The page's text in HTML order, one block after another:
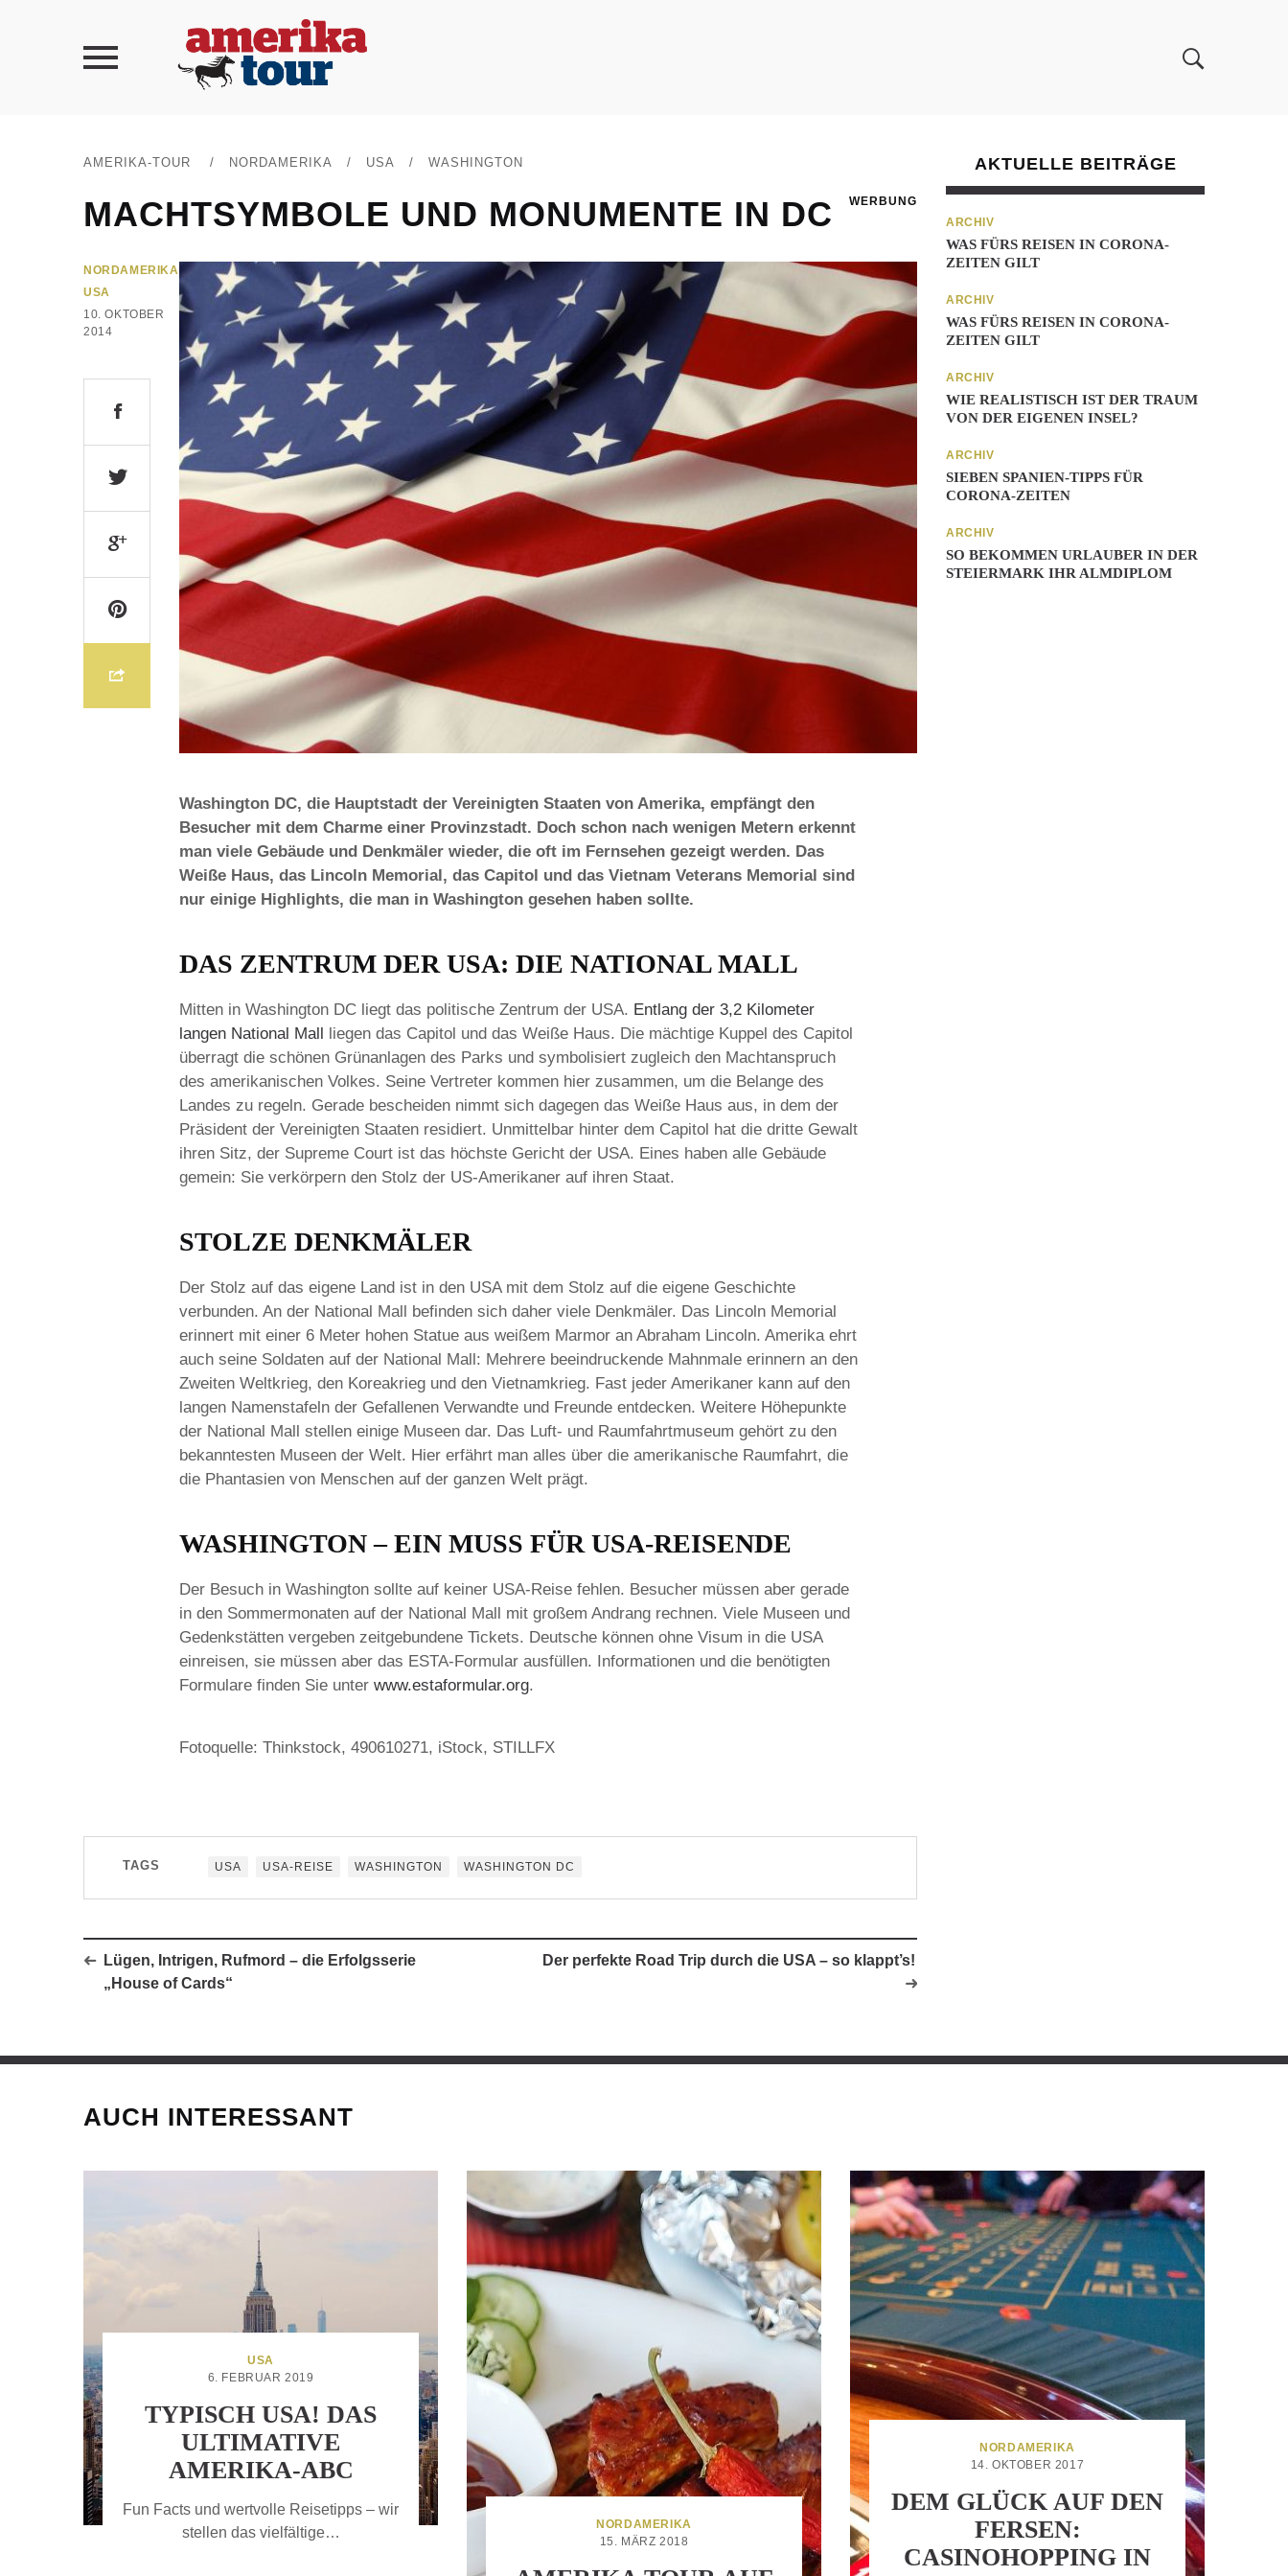
AMERIKA-TOUR / NORDAMERIKA / USA / WASHINGTON
MACHTSYMBOLE UND MONUMENTE IN DC WERBUNG
NORDAMERIKA
USA
10. OKTOBER
2014
Washington DC, die Hauptstadt der Vereinigten Staaten von Amerika, empfängt den
Besucher mit dem Charme einer Provinzstadt. Doch schon nach wenigen Metern erkennt
man viele Gebäude und Denkmäler wieder, die oft im Fernsehen gezeigt werden. Das
Weiße Haus, das Lincoln Memorial, das Capitol und das Vietnam Veterans Memorial sind
nur einige Highlights, die man in Washington gesehen haben sollte.
DAS ZENTRUM DER USA: DIE NATIONAL MALL
Mitten in Washington DC liegt das politische Zentrum der USA. Entlang der 3,2 Kilometer
langen National Mall liegen das Capitol und das Weiße Haus. Die mächtige Kuppel des Capitol
überragt die schönen Grünanlagen des Parks und symbolisiert zugleich den Machtanspruch
des amerikanischen Volkes. Seine Vertreter kommen hier zusammen, um die Belange des
Landes zu regeln. Gerade bescheiden nimmt sich dagegen das Weiße Haus aus, in dem der
Präsident der Vereinigten Staaten residiert. Unmittelbar hinter dem Capitol hat die dritte Gewalt
ihren Sitz, der Supreme Court ist das höchste Gericht der USA. Eines haben alle Gebäude
gemein: Sie verkörpern den Stolz der US-Amerikaner auf ihren Staat.
STOLZE DENKMÄLER
Der Stolz auf das eigene Land ist in den USA mit dem Stolz auf die eigene Geschichte
verbunden. An der National Mall befinden sich daher viele Denkmäler. Das Lincoln Memorial
erinnert mit einer 6 Meter hohen Statue aus weißem Marmor an Abraham Lincoln. Amerika ehrt
auch seine Soldaten auf der National Mall: Mehrere beeindruckende Mahnmale erinnern an den
Zweiten Weltkrieg, den Koreakrieg und den Vietnamkrieg. Fast jeder Amerikaner kann auf den
langen Namenstafeln der Gefallenen Verwandte und Freunde entdecken. Weitere Höhepunkte
der National Mall stellen einige Museen dar. Das Luft- und Raumfahrtmuseum gehört zu den
bekanntesten Museen der Welt. Hier erfährt man alles über die amerikanische Raumfahrt, die
die Phantasien von Menschen auf der ganzen Welt prägt.
WASHINGTON – EIN MUSS FÜR USA-REISENDE
Der Besuch in Washington sollte auf keiner USA-Reise fehlen. Besucher müssen aber gerade
in den Sommermonaten auf der National Mall mit großem Andrang rechnen. Viele Museen und
Gedenkstätten vergeben zeitgebundene Tickets. Deutsche können ohne Visum in die USA
einreisen, sie müssen aber das ESTA-Formular ausfüllen. Informationen und die benötigten
Formulare finden Sie unter www.estaformular.org.
Fotoquelle: Thinkstock, 490610271, iStock, STILLFX
TAGS USA USA-REISE WASHINGTON WASHINGTON DC
Lügen, Intrigen, Rufmord – die Erfolgsserie
„House of Cards“
Der perfekte Road Trip durch die USA – so klappt’s!
AKTUELLE BEITRÄGE
ARCHIV
WAS FÜRS REISEN IN CORONA-
ZEITEN GILT
ARCHIV
WAS FÜRS REISEN IN CORONA-
ZEITEN GILT
ARCHIV
WIE REALISTISCH IST DER TRAUM
VON DER EIGENEN INSEL?
ARCHIV
SIEBEN SPANIEN-TIPPS FÜR
CORONA-ZEITEN
ARCHIV
SO BEKOMMEN URLAUBER IN DER
STEIERMARK IHR ALMDIPLOM
AUCH INTERESSANT
USA
6. FEBRUAR 2019
TYPISCH USA! DAS
ULTIMATIVE
AMERIKA-ABC
Fun Facts und wertvolle Reisetipps – wir
stellen das vielfältige…
NORDAMERIKA
15. MÄRZ 2018
NORDAMERIKA
14. OKTOBER 2017
DEM GLÜCK AUF DEN
FERSEN:
CASINOHOPPING IN